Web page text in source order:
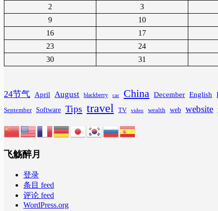
2
3
9
10
16
17
23
24
30
31
24节气 April August blackberry car China December English
September Software Tips travel TV video wealth web website
飞觞醉月
登录
条目 feed
评论 feed
WordPress.org